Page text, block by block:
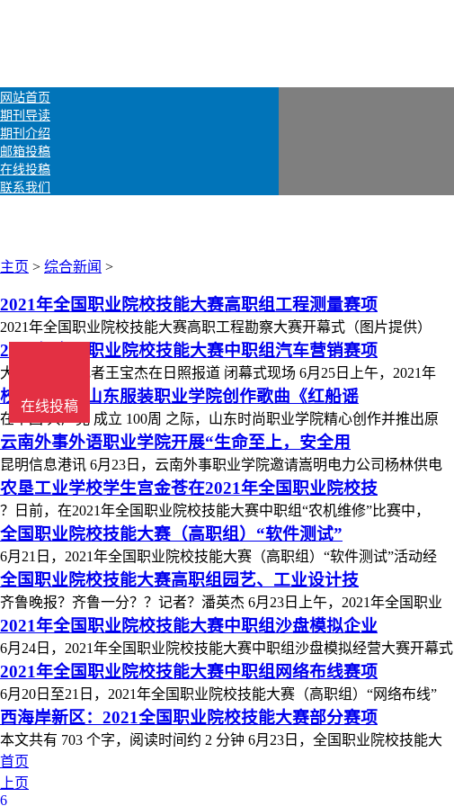
网站首页
期刊导读
期刊介绍
邮箱投稿
在线投稿
联系我们
主页 > 综合新闻 >
2021年全国职业院校技能大赛高职组工程测量赛项
2021年全国职业院校技能大赛高职工程勘察大赛开幕式（图片提供）
2021年全国职业院校技能大赛中职组汽车营销赛项
大众网·海报记者王宝杰在日照报道 闭幕式现场 6月25日上午，2021年
校园文化丨山东服装职业学院创作歌曲《红船谣
在中国 共产党 成立 100周 之际，山东时尚职业学院精心创作并推出原
云南外事外语职业学院开展“生命至上，安全用
昆明信息港讯 6月23日，云南外事职业学院邀请嵩明电力公司杨林供电
农垦工业学校学生宫金苍在2021年全国职业院校技
？日前，在2021年全国职业院校技能大赛中职组“农机维修”比赛中，
全国职业院校技能大赛（高职组）“软件测试”
6月21日，2021年全国职业院校技能大赛（高职组）“软件测试”活动经
全国职业院校技能大赛高职组园艺、工业设计技
齐鲁晚报？齐鲁一分？？记者？潘英杰 6月23日上午，2021年全国职业
2021年全国职业院校技能大赛中职组沙盘模拟企业
6月24日，2021年全国职业院校技能大赛中职组沙盘模拟经营大赛开幕式
2021年全国职业院校技能大赛中职组网络布线赛项
6月20日至21日，2021年全国职业院校技能大赛（高职组）“网络布线”
西海岸新区：2021全国职业院校技能大赛部分赛项
本文共有 703 个字，阅读时间约 2 分钟 6月23日，全国职业院校技能大
首页
上页
6
在线投稿